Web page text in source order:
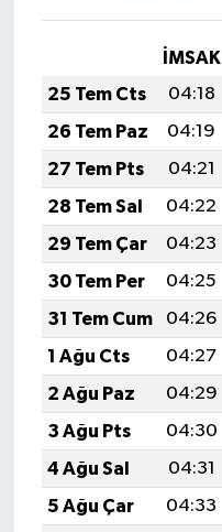
İMSAK
25 Tem Cts
04:18
26 Tem Paz
04:19
27 Tem Pts
04:21
28 Tem Sal
04:22
29 Tem Çar
04:23
30 Tem Per
04:25
31 Tem Cum
04:26
1 Ağu Cts
04:27
2 Ağu Paz
04:29
3 Ağu Pts
04:30
4 Ağu Sal
04:31
5 Ağu Çar
04:33